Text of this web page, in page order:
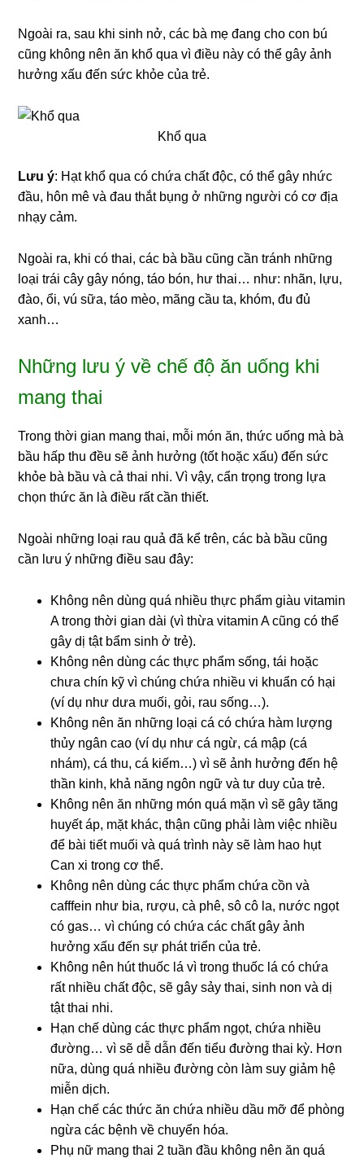
Ngoài ra, sau khi sinh nở, các bà mẹ đang cho con bú
cũng không nên ăn khổ qua vì điều này có thể gây ảnh
hưởng xấu đến sức khỏe của trẻ.
Khổ qua
Lưu ý: Hạt khổ qua có chứa chất độc, có thể gây nhức
đầu, hôn mê và đau thắt bụng ở những người có cơ địa
nhạy cảm.
Ngoài ra, khi có thai, các bà bầu cũng cần tránh những
loại trái cây gây nóng, táo bón, hư thai… như: nhãn, lựu,
đào, ổi, vú sữa, táo mèo, mãng cầu ta, khóm, đu đủ
xanh…
Những lưu ý về chế độ ăn uống khi
mang thai
Trong thời gian mang thai, mỗi món ăn, thức uống mà bà
bầu hấp thu đều sẽ ảnh hưởng (tốt hoặc xấu) đến sức
khỏe bà bầu và cả thai nhi. Vì vậy, cẩn trọng trong lựa
chọn thức ăn là điều rất cần thiết.
Ngoài những loại rau quả đã kể trên, các bà bầu cũng
cần lưu ý những điều sau đây:
Không nên dùng quá nhiều thực phẩm giàu vitamin
A trong thời gian dài (vì thừa vitamin A cũng có thể
gây dị tật bẩm sinh ở trẻ).
Không nên dùng các thực phẩm sống, tái hoặc
chưa chín kỹ vì chúng chứa nhiều vi khuẩn có hại
(ví dụ như dưa muối, gỏi, rau sống…).
Không nên ăn những loại cá có chứa hàm lượng
thủy ngân cao (ví dụ như cá ngừ, cá mập (cá
nhám), cá thu, cá kiếm…) vì sẽ ảnh hưởng đến hệ
thần kinh, khả năng ngôn ngữ và tư duy của trẻ.
Không nên ăn những món quá mặn vì sẽ gây tăng
huyết áp, mặt khác, thận cũng phải làm việc nhiều
để bài tiết muối và quá trình này sẽ làm hao hụt
Can xi trong cơ thể.
Không nên dùng các thực phẩm chứa cồn và
cafffein như bia, rượu, cà phê, sô cô la, nước ngọt
có gas… vì chúng có chứa các chất gây ảnh
hưởng xấu đến sự phát triển của trẻ.
Không nên hút thuốc lá vì trong thuốc lá có chứa
rất nhiều chất độc, sẽ gây sảy thai, sinh non và dị
tật thai nhi.
Hạn chế dùng các thực phẩm ngọt, chứa nhiều
đường… vì sẽ dễ dẫn đến tiểu đường thai kỳ. Hơn
nữa, dùng quá nhiều đường còn làm suy giảm hệ
miễn dịch.
Hạn chế các thức ăn chứa nhiều dầu mỡ để phòng
ngừa các bệnh về chuyển hóa.
Phụ nữ mang thai 2 tuần đầu không nên ăn quá